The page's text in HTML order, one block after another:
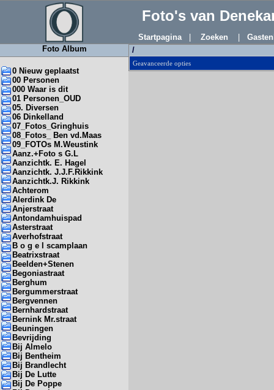
Foto's van
Startpagina| Zoeken
Foto Album
0 Nieuw geplaatst
00 Personen
000 Waar is dit
01 Personen_OUD
05. Diversen
06 Dinkelland
07_Fotos_Gringhuis
08_Fotos_ Ben vd.Maas
09_FOTOs M.Weustink
Aanz.+Foto s G.L
Aanzichtk. E. Hagel
Aanzichtk. J.J.F.Rikkink
Aanzichtk.J. Rikkink
Achterom
Alerdink De
Anjerstraat
Antondamhuispad
Asterstraat
Averhofstraat
B o g e l scamplaan
Beatrixstraat
Beelden+Stenen
Begoniastraat
Berghum
Bergummerstraat
Bergvennen
Bernhardstraat
Bernink Mr.straat
Beuningen
Bevrijding
Bij Almelo
Bij Bentheim
Bij Brandlecht
Bij De Lutte
Bij De Poppe
/
Geavanceerde opties